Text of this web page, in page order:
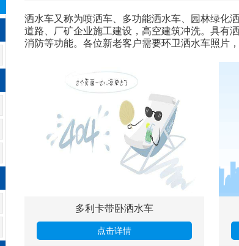
洒水车又称为喷洒车、多功能洒水车、园林绿化
道路、厂矿企业施工建设，高空建筑冲洗。具有
消防等功能。各位新老客户需要环卫洒水车照片
多利卡带卧洒水车
点击详情